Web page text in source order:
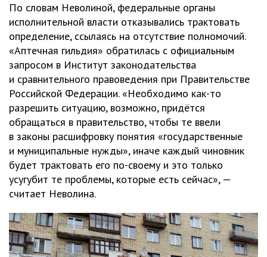
По словам Неволиной, федеральные органы
исполнительной власти отказывались трактовать
определение, ссылаясь на отсутствие полномочий.
«Аптечная гильдия» обратилась с официальным
запросом в Институт законодательства
и сравнительного правоведения при Правительстве
Российской Федерации. «Необходимо как-то
разрешить ситуацию, возможно, придётся
обращаться в правительство, чтобы те ввели
в законы расшифровку понятия «государственные
и муниципальные нужды», иначе каждый чиновник
будет трактовать его по-своему и это только
усугубит те проблемы, которые есть сейчас», —
считает Неволина.